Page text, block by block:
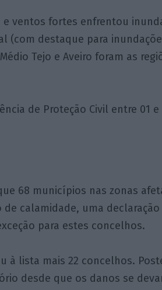
e ventos fortes enfrentou
(com destaque para
Tejo e Aveiro foram as
de Proteção Civil entre 01 e
68 municípios nas zonas
calamidade, uma
para estes concelhos.
à lista mais 22 concelhos.
desde que os danos se